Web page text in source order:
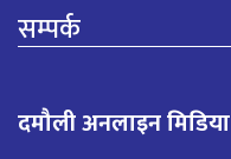
सम्पर्क
दमौली अनलाइन मिडिया